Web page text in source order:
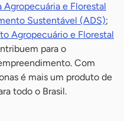
Agropecuária e Florestal
Sustentável (ADS);
Agropecuário e Florestal
para o
Com
é mais um produto de
todo o Brasil.